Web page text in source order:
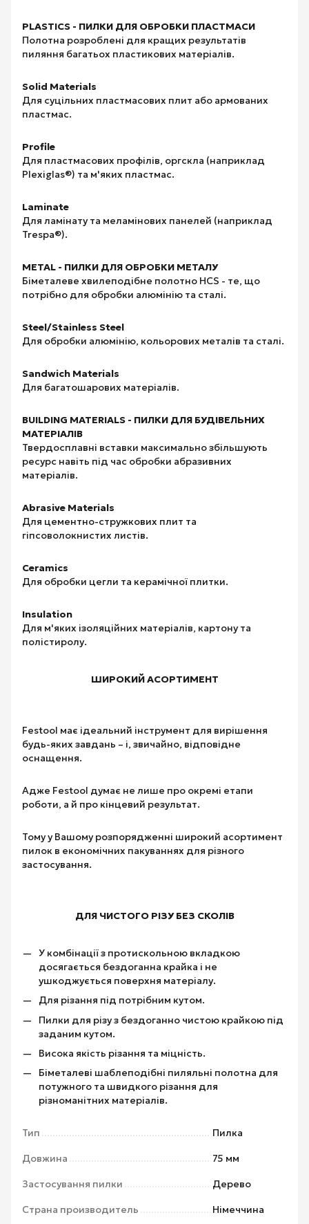
PLASTICS - ПИЛКИ ДЛЯ ОБРОБКИ ПЛАСТМАСИ
Полотна розроблені для кращих результатів
пиляння багатьох пластикових матеріалів.
Solid Materials
Для суцільних пластмасових плит або армованих
пластмас.
Profile
Для пластмасових профілів, оргскла (наприклад
Plexiglas®) та м'яких пластмас.
Laminate
Для ламінату та меламінових панелей (наприклад
Trespa®).
METAL - ПИЛКИ ДЛЯ ОБРОБКИ МЕТАЛУ
Біметалеве хвилеподібне полотно HCS - те, що
потрібно для обробки алюмінію та сталі.
Steel/Stainless Steel
Для обробки алюмінію, кольорових металів та сталі.
Sandwich Materials
Для багатошарових матеріалів.
BUILDING MATERIALS - ПИЛКИ ДЛЯ БУДІВЕЛЬНИХ
МАТЕРІАЛІВ
Твердосплавні вставки максимально збільшують
ресурс навіть під час обробки абразивних
матеріалів.
Abrasive Materials
Для цементно-стружкових плит та
гіпсоволокнистих листів.
Ceramics
Для обробки цегли та керамічної плитки.
Insulation
Для м'яких ізоляційних матеріалів, картону та
полістиролу.
ШИРОКИЙ АСОРТИМЕНТ
Festool має ідеальний інструмент для вирішення
будь-яких завдань – і, звичайно, відповідне
оснащення.
Адже Festool думає не лише про окремі етапи
роботи, а й про кінцевий результат.
Тому у Вашому розпорядженні широкий асортимент
пилок в економічних пакуваннях для різного
застосування.
ДЛЯ ЧИСТОГО РІЗУ БЕЗ СКОЛІВ
У комбінації з протискольною вкладкою
досягається бездоганна крайка і не
ушкоджується поверхня матеріалу.
Для різання під потрібним кутом.
Пилки для різу з бездоганно чистою крайкою під
заданим кутом.
Висока якість різання та міцність.
Біметалеві шаблеподібні пиляльні полотна для
потужного та швидкого різання для
різноманітних матеріалів.
Тип Пилка
Довжина 75 мм
Застосування пилки Дерево
Страна производитель Німеччина